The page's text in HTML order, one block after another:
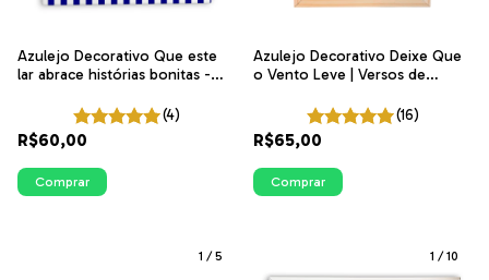
Azulejo Decorativo Que este
lar abrace histórias bonitas -
(4)
R$60,00
Comprar
Azulejo Decorativo Deixe Que
o Vento Leve | Versos de
(16)
R$65,00
Comprar
1 /5 1 /10